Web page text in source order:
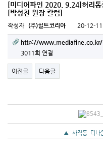
[미디어파인 2020. 9.24]허리
[박성천 원장 칼럼]
작성자 (주)힐트코리아 20-12-
http://
3011회 연결
이전글 다음글
▲ 사직동 더나